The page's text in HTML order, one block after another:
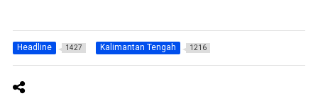
a
y
n
e
l
y
Headline 1427 Kalimantan Tengah 1216